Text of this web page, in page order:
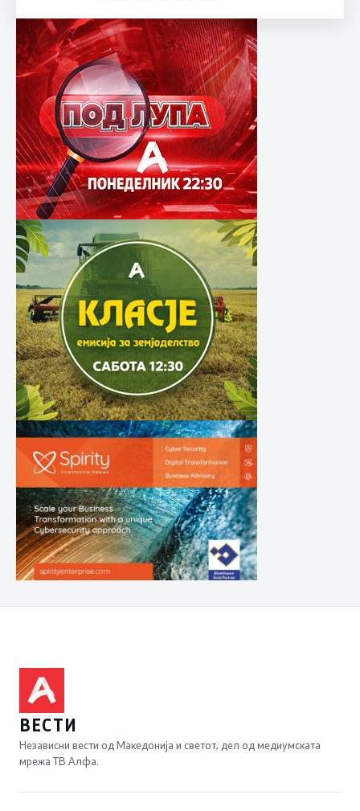
ВЕСТИ
Независни вести од Македонија и светот, дел од медиумската
мрежа ТВ Алфа.